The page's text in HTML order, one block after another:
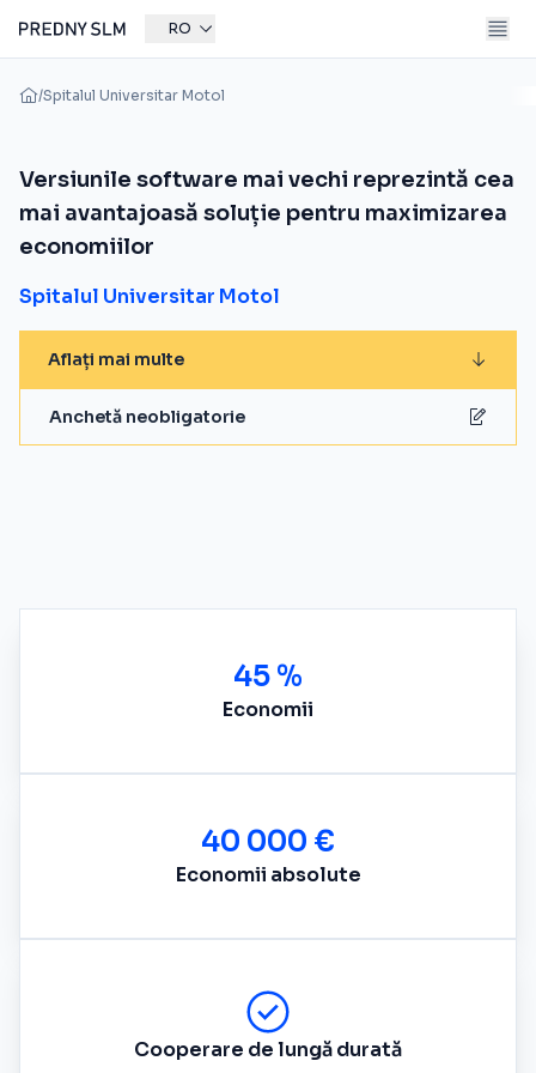
RO
/Spitalul Universitar Motol
Versiunile software mai vechi reprezintă cea
mai avantajoasă soluție pentru maximizarea
economiilor
Spitalul Universitar Motol
Aflați mai multe
Anchetă neobligatorie
45 %
Economii
40 000 €
Economii absolute
Cooperare de lungă durată